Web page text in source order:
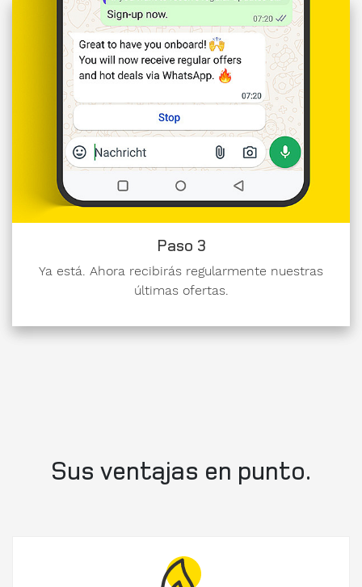
Paso 3
Ya está. Ahora recibirás regularmente nuestras
últimas ofertas.
Sus ventajas en punto.
Datos
Señor